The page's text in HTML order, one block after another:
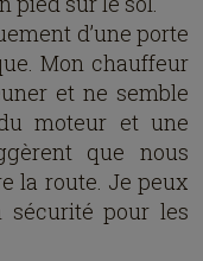
d’une porte
Mon chauffeur
et ne semble
moteur et une
que nous
la route. Je peux
sécurité pour les